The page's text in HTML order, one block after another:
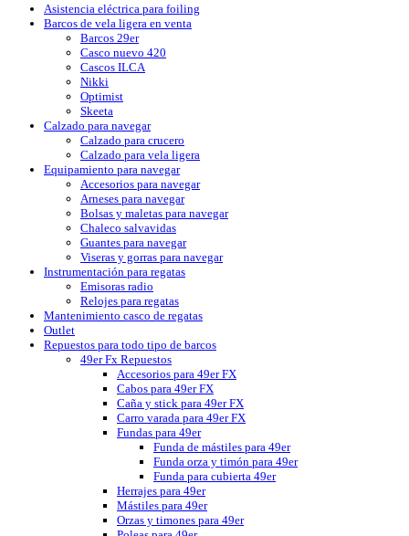
Asistencia eléctrica para foiling
Barcos de vela ligera en venta
Barcos 29er
Casco nuevo 420
Cascos ILCA
Nikki
Optimist
Skeeta
Calzado para navegar
Calzado para crucero
Calzado para vela ligera
Equipamiento para navegar
Accesorios para navegar
Arneses para navegar
Bolsas y maletas para navegar
Chaleco salvavidas
Guantes para navegar
Viseras y gorras para navegar
Instrumentación para regatas
Emisoras radio
Relojes para regatas
Mantenimiento casco de regatas
Outlet
Repuestos para todo tipo de barcos
49er Fx Repuestos
Accesorios para 49er FX
Cabos para 49er FX
Caña y stick para 49er FX
Carro varada para 49er FX
Fundas para 49er
Funda de mástiles para 49er
Funda orza y timón para 49er
Funda para cubierta 49er
Herrajes para 49er
Mástiles para 49er
Orzas y timones para 49er